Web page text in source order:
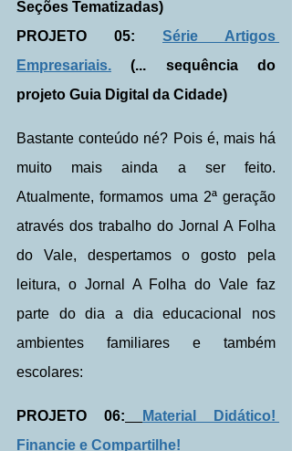
Seções Tematizadas)
PROJETO 05: Série Artigos
Empresariais. (... sequência do
projeto Guia Digital da Cidade)
Bastante conteúdo né? Pois é, mais há
muito mais ainda a ser feito.
Atualmente, formamos uma 2ª geração
através dos trabalho do Jornal A Folha
do Vale, despertamos o gosto pela
leitura, o Jornal A Folha do Vale faz
parte do dia a dia educacional nos
ambientes familiares e também
escolares:
PROJETO 06:
Material Didático!
Financie e Compartilhe!